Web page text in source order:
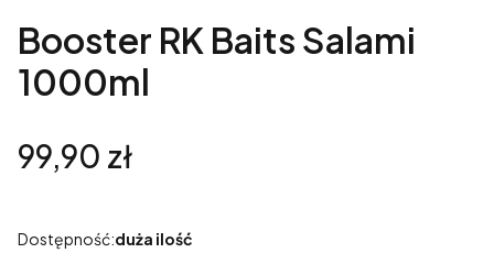
Booster RK Baits Salami
1000ml
Cena
99,90 zł
Dostępność:duża ilość